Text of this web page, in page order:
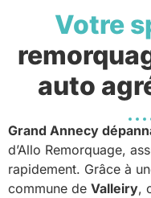
Votre
auto
Grand Annecy
d’Allo Remorquage,
rapidement. Grâce à
commune de Valleiry,